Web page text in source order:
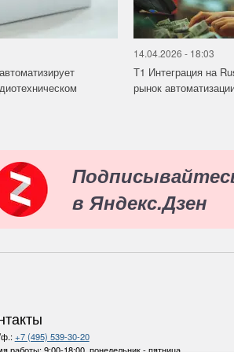
14.04.2026 - 18:03
Т1 Интеграция на
рынок
в Яндекс.Дзен
ф.:+7 (495) 539-30-20